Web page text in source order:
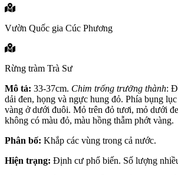
Vườn Quốc gia Cúc Phương
Rừng tràm Trà Sư
Mô tả: 33-37cm. Chim trống trưởng thành:
dải đen, họng và ngực hung đỏ. Phía bụng
vàng ở dưới đuôi. Mỏ trên đỏ tươi, mỏ dưới
không có màu đỏ, màu hồng thẫm phớt vàng.
Phân bố: Khắp các vùng trong cả nước.
Hiện trạng: Định cư phổ biến. Số lượng